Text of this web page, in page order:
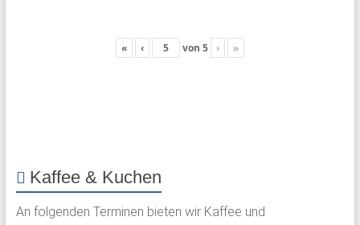
« ‹ von 5 › »
Kaffee & Kuchen
An folgenden Terminen bieten wir Kaffee und